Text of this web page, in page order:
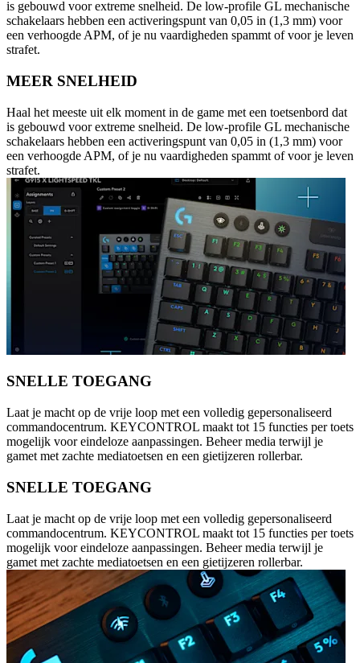
is gebouwd voor extreme snelheid. De low-profile GL mechanische
schakelaars hebben een activeringspunt van 0,05 in (1,3 mm) voor
een verhoogde APM, of je nu vaardigheden spammt of voor je leven
strafet.
MEER SNELHEID
Haal het meeste uit elk moment in de game met een toetsenbord dat
is gebouwd voor extreme snelheid. De low-profile GL mechanische
schakelaars hebben een activeringspunt van 0,05 in (1,3 mm) voor
een verhoogde APM, of je nu vaardigheden spammt of voor je leven
strafet.
SNELLE TOEGANG
Laat je macht op de vrije loop met een volledig gepersonaliseerd
commandocentrum. KEYCONTROL maakt tot 15 functies per toets
mogelijk voor eindeloze aanpassingen. Beheer media terwijl je
gamet met zachte mediatoetsen en een gietijzeren rollerbar.
SNELLE TOEGANG
Laat je macht op de vrije loop met een volledig gepersonaliseerd
commandocentrum. KEYCONTROL maakt tot 15 functies per toets
mogelijk voor eindeloze aanpassingen. Beheer media terwijl je
gamet met zachte mediatoetsen en een gietijzeren rollerbar.